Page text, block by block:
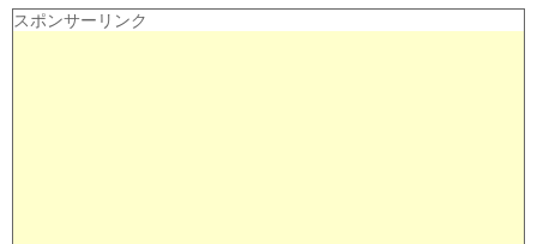
スポンサーリンク